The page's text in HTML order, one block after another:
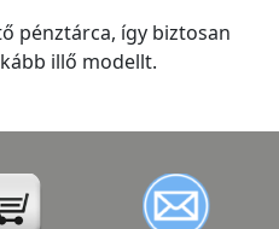
pénztárca, így biztosan
illő modellt.